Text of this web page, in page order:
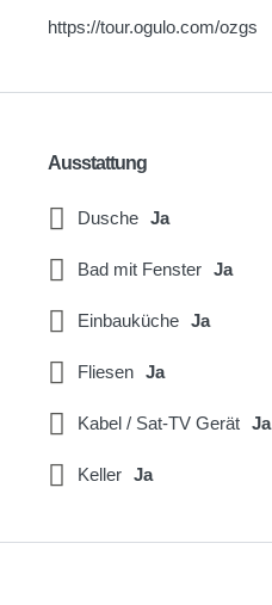
https://tour.ogulo.com/ozgs
Ausstattung
Dusche Ja
Bad mit Fenster Ja
Einbauküche Ja
Fliesen Ja
Kabel / Sat-TV Gerät Ja
Keller Ja